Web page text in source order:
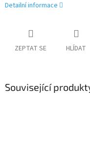
Detailní informace
ZEPTAT SE HLÍDAT
Související